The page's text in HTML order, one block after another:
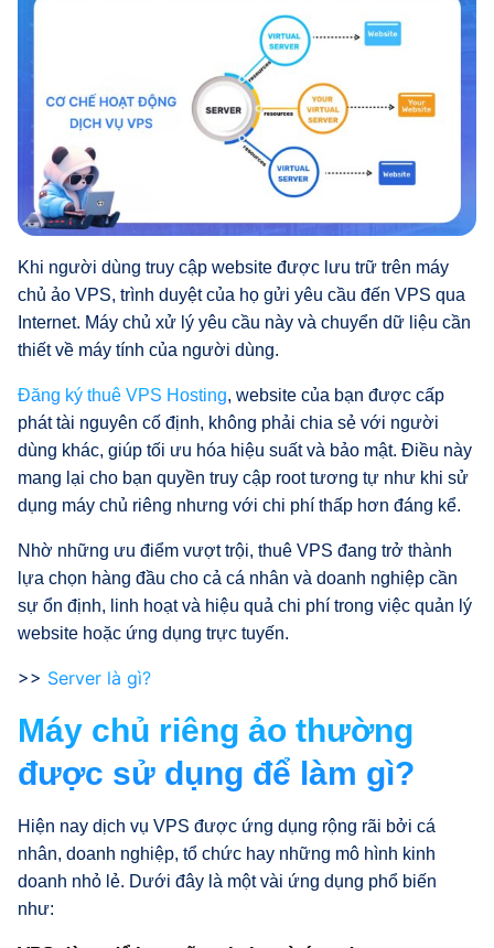
Khi người dùng truy cập website được lưu trữ trên máy
chủ ảo VPS, trình duyệt của họ gửi yêu cầu đến VPS qua
Internet. Máy chủ xử lý yêu cầu này và chuyển dữ liệu cần
thiết về máy tính của người dùng.
Đăng ký thuê VPS Hosting, website của bạn được cấp
phát tài nguyên cố định, không phải chia sẻ với người
dùng khác, giúp tối ưu hóa hiệu suất và bảo mật. Điều này
mang lại cho bạn quyền truy cập root tương tự như khi sử
dụng máy chủ riêng nhưng với chi phí thấp hơn đáng kể.
Nhờ những ưu điểm vượt trội, thuê VPS đang trở thành
lựa chọn hàng đầu cho cả cá nhân và doanh nghiệp cần
sự ổn định, linh hoạt và hiệu quả chi phí trong việc quản lý
website hoặc ứng dụng trực tuyến.
>> Server là gì?
Máy chủ riêng ảo thường
được sử dụng để làm gì?
Hiện nay dịch vụ VPS được ứng dụng rộng rãi bởi cá
nhân, doanh nghiệp, tổ chức hay những mô hình kinh
doanh nhỏ lẻ. Dưới đây là một vài ứng dụng phổ biến
như: